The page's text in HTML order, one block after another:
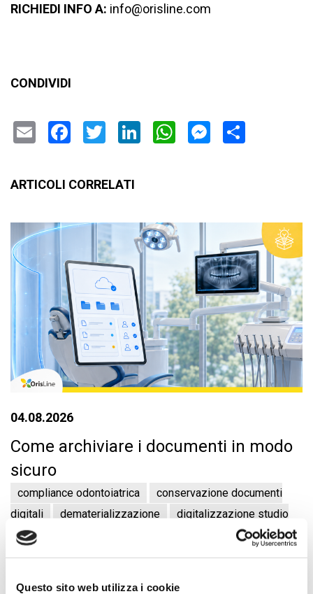
Questo sito web utilizza i cookie
RICHIEDI INFO A: info@orisline.com
CONDIVIDI
EmailFacebook
TwitterLinkedInWhatsApp
ARTICOLI CORRELATI
04.08.2026
Come archiviare i documenti in modo
sicuro
compliance odontoiatrica
conservazione documenti
digitali
dematerializzazione
digitalizzazione studio
dentistico
software gestionale
odontoiatrico